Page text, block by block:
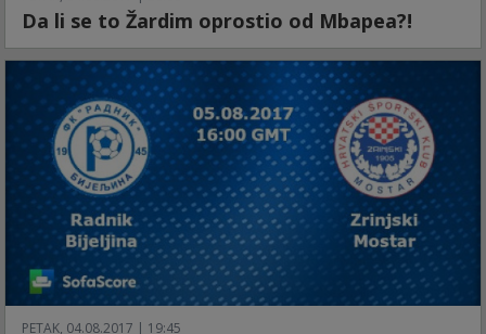
Da li se to Žardim oprostio od Mbapea?!
PETAK, 04.08.2017 | 19:45